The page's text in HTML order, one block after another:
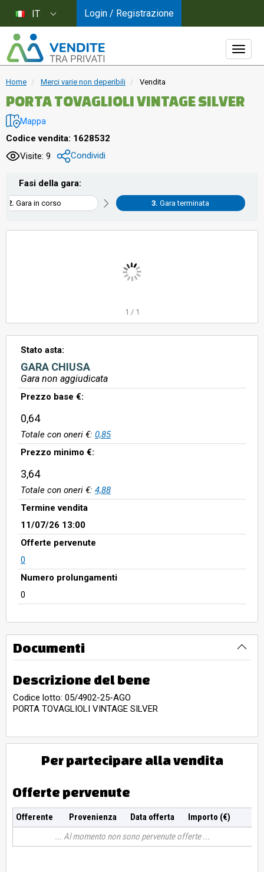
Home Merci varie non deperibili Vendita
PORTA TOVAGLIOLI VINTAGE SILVER
Mappa
Codice vendita: 1628532
Visite: 9
Condividi
Fasi della gara:
Gara in corso Gara terminata
1 / 1
Stato asta:
GARA CHIUSA
Gara non aggiudicata
Prezzo base €:
0,64
Totale con oneri €: 0,85
Prezzo minimo €:
3,64
Totale con oneri €: 4,88
Termine vendita
11/07/26 13:00
Offerte pervenute
0
Numero prolungamenti
0
Documenti
Descrizione del bene
Codice lotto: 05/4902-25-AGO
PORTA TOVAGLIOLI VINTAGE SILVER
Per partecipare alla vendita
Offerte pervenute
Offerente Provenienza Data offerta
Importo (€)
Al momento non sono pervenute offerte
IT Login / Registrazione